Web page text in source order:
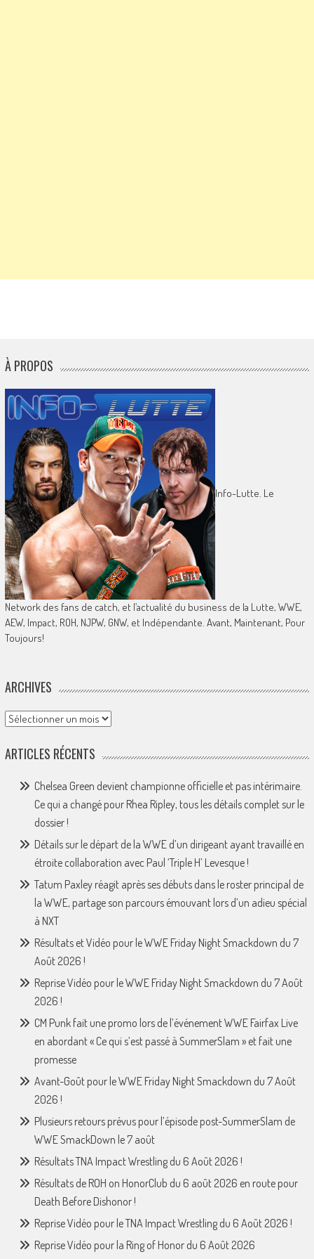
À PROPOS
Info-Lutte. Le
Network des fans de catch, et l’actualité du business de la Lutte, WWE,
AEW, Impact, ROH, NJPW, GNW, et Indépendante. Avant, Maintenant, Pour
Toujours!
ARCHIVES
Archives
ARTICLES RÉCENTS
Chelsea Green devient championne officielle et pas intérimaire.
Ce qui a changé pour Rhea Ripley, tous les détails complet sur le
dossier !
Détails sur le départ de la WWE d’un dirigeant ayant travaillé en
étroite collaboration avec Paul ‘Triple H’ Levesque !
Tatum Paxley réagit après ses débuts dans le roster principal de
la WWE, partage son parcours émouvant lors d’un adieu spécial
à NXT
Résultats et Vidéo pour le WWE Friday Night Smackdown du 7
Août 2026 !
Reprise Vidéo pour le WWE Friday Night Smackdown du 7 Août
2026 !
CM Punk fait une promo lors de l’événement WWE Fairfax Live
en abordant « Ce qui s’est passé à SummerSlam » et fait une
promesse
Avant-Goût pour le WWE Friday Night Smackdown du 7 Août
2026 !
Plusieurs retours prévus pour l’épisode post-SummerSlam de
WWE SmackDown le 7 août
Résultats TNA Impact Wrestling du 6 Août 2026 !
Résultats de ROH on HonorClub du 6 août 2026 en route pour
Death Before Dishonor !
Reprise Vidéo pour le TNA Impact Wrestling du 6 Août 2026 !
Reprise Vidéo pour la Ring of Honor du 6 Août 2026